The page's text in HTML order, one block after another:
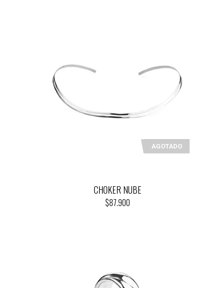
AGOTADO
CHOKER NUBE
$87.900